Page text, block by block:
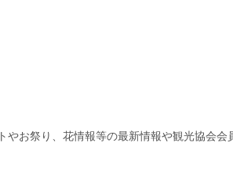
やお祭り、花情報等の最新情報や観光協会会